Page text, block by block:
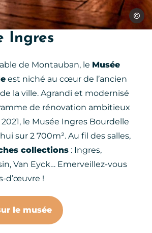
Ingres
de Montauban, le Musée
est niché au cœur de l’ancien
la ville. Agrandi et modernisé
de rénovation ambitieux
le Musée Ingres Bourdelle
sur 2 700m². Au fil des salles,
collections : Ingres,
Van Eyck… Emerveillez-vous
d’œuvre !
le musée